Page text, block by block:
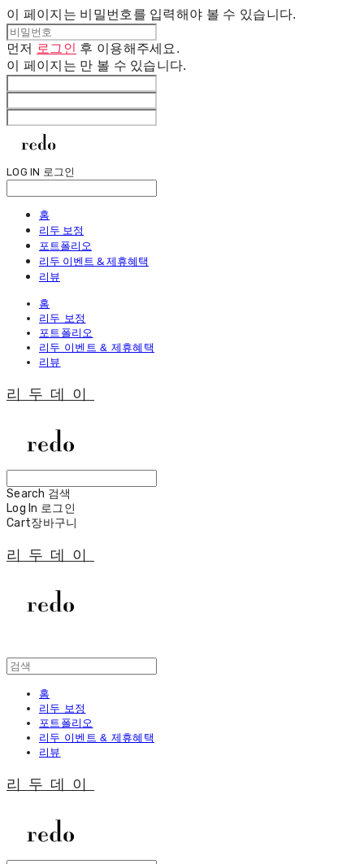
이 페이지는 비밀번호를 입력해야 볼 수 있습니다.
먼저 로그인 후 이용해주세요.
이 페이지는 만 볼 수 있습니다.
LOG IN 로그인
홈
리두 보정
포트폴리오
리두 이벤트 & 제휴혜택
리뷰
홈
리두 보정
포트폴리오
리두 이벤트 & 제휴혜택
리뷰
리두데이
Search 검색
Log In 로그인
Cart장바구니
리두데이
홈
리두 보정
포트폴리오
리두 이벤트 & 제휴혜택
리뷰
리두데이